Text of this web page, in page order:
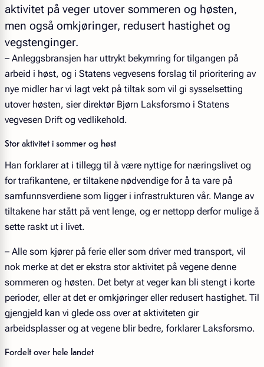
aktivitet på veger utover sommeren og høsten,
men også omkjøringer, redusert hastighet og
vegstenginger.
– Anleggsbransjen har uttrykt bekymring for tilgangen på
arbeid i høst, og i Statens vegvesens forslag til prioritering av
nye midler har vi lagt vekt på tiltak som vil gi sysselsetting
utover høsten, sier direktør Bjørn Laksforsmo i Statens
vegvesen Drift og vedlikehold.
Stor aktivitet i sommer og høst
Han forklarer at i tillegg til å være nyttige for næringslivet og
for trafikantene, er tiltakene nødvendige for å ta vare på
samfunnsverdiene som ligger i infrastrukturen vår. Mange av
tiltakene har stått på vent lenge, og er nettopp derfor mulige å
sette raskt ut i livet.
– Alle som kjører på ferie eller som driver med transport, vil
nok merke at det er ekstra stor aktivitet på vegene denne
sommeren og høsten. Det betyr at veger kan bli stengt i korte
perioder, eller at det er omkjøringer eller redusert hastighet. Til
gjengjeld kan vi glede oss over at aktiviteten gir
arbeidsplasser og at vegene blir bedre, forklarer Laksforsmo.
Fordelt over hele landet